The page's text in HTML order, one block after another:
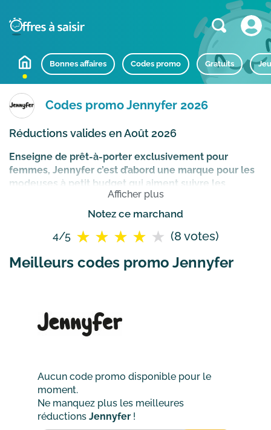
Bonnes affaires Codes promo Gratuits
Codes promo Jennyfer 2026
Réductions valides en Août 2026
Enseigne de prêt-à-porter exclusivement pour
femmes, Jennyfer c’est d’abord une marque pour les
modeuses à petit budget qui aiment suivre les
tendances sans se ruiner! Ciblant surtout les jeunes
femmes, retrouvez sur la boutique en ligne de
de vêtements pour tous les styles et budgets dont
blousons, jeans accessoires et chaussures.Comment
Afficher plus
Notez ce marchand
4/5 (8 votes)
Meilleurs codes promo Jennyfer
Aucun code promo disponible pour le
moment.
Ne manquez plus les meilleures
réductions Jennyfer !